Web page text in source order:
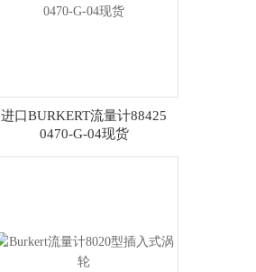
进口BURKERT流量计88425
0470-G-04现货